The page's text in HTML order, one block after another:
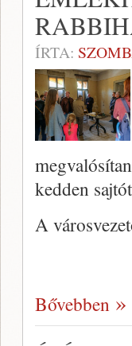
ÍRTA:
kedden
A
Bővebben